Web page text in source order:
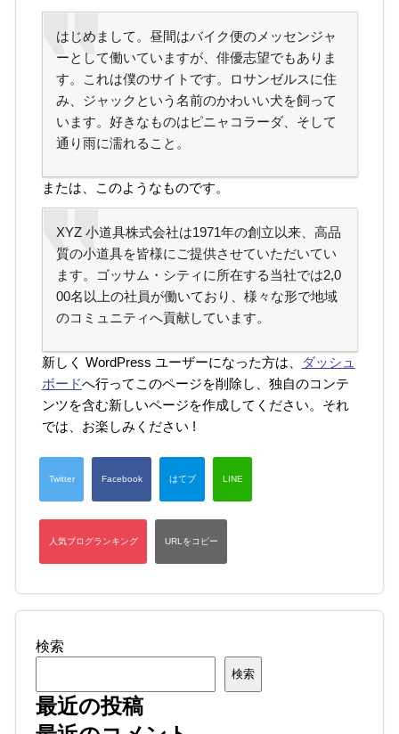
はじめまして。昼間はバイク便のメッセンジャ
ーとして働いていますが、俳優志望でもありま
す。これは僕のサイトです。ロサンゼルスに住
み、ジャックという名前のかわいい犬を飼って
います。好きなものはピニャコラーダ、そして
通り雨に濡れること。
または、このようなものです。
XYZ 小道具株式会社は1971年の創立以来、高品
質の小道具を皆様にご提供させていただいてい
ます。ゴッサム・シティに所在する当社では2,0
00名以上の社員が働いており、様々な形で地域
のコミュニティへ貢献しています。
新しく WordPress ユーザーになった方は、
ダッシュ
ボードへ行ってこのページを削除し、独自のコンテ
ンツを含む新しいページを作成してください。それ
では、お楽しみください !
検索
検索
最近の投稿